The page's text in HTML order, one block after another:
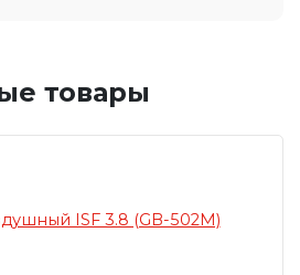
товары